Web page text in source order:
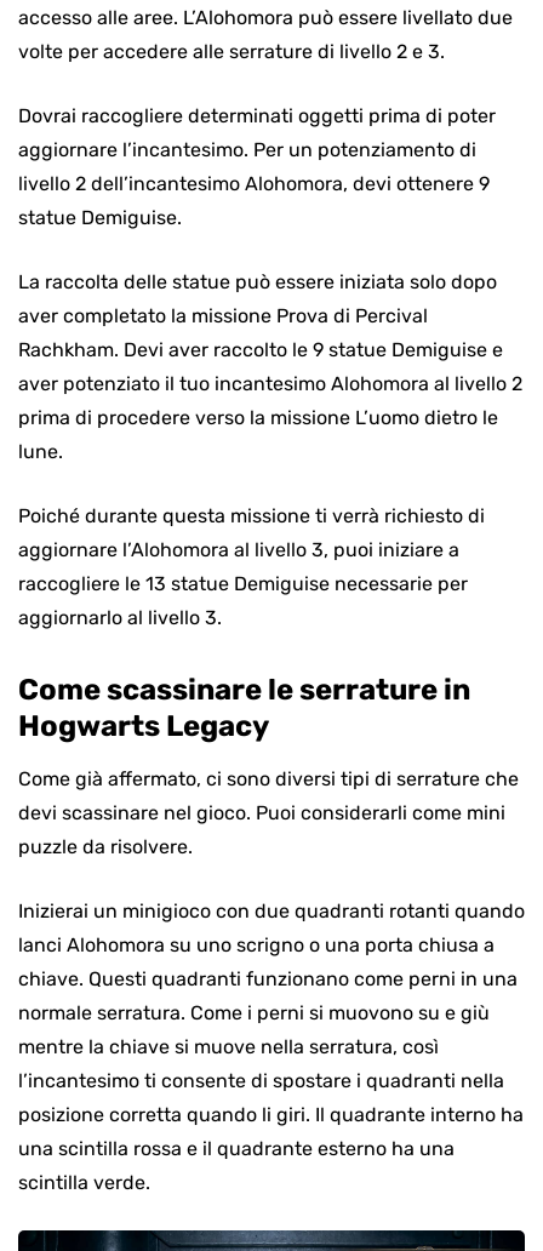
accesso alle aree. L’Alohomora può essere livellato due
volte per accedere alle serrature di livello 2 e 3.
Dovrai raccogliere determinati oggetti prima di poter
aggiornare l’incantesimo. Per un potenziamento di
livello 2 dell’incantesimo Alohomora, devi ottenere 9
statue Demiguise.
La raccolta delle statue può essere iniziata solo dopo
aver completato la missione Prova di Percival
Rachkham. Devi aver raccolto le 9 statue Demiguise e
aver potenziato il tuo incantesimo Alohomora al livello 2
prima di procedere verso la missione L’uomo dietro le
lune.
Poiché durante questa missione ti verrà richiesto di
aggiornare l’Alohomora al livello 3, puoi iniziare a
raccogliere le 13 statue Demiguise necessarie per
aggiornarlo al livello 3.
Come scassinare le serrature in
Hogwarts Legacy
Come già affermato, ci sono diversi tipi di serrature che
devi scassinare nel gioco. Puoi considerarli come mini
puzzle da risolvere.
Inizierai un minigioco con due quadranti rotanti quando
lanci Alohomora su uno scrigno o una porta chiusa a
chiave. Questi quadranti funzionano come perni in una
normale serratura. Come i perni si muovono su e giù
mentre la chiave si muove nella serratura, così
l’incantesimo ti consente di spostare i quadranti nella
posizione corretta quando li giri. Il quadrante interno ha
una scintilla rossa e il quadrante esterno ha una
scintilla verde.